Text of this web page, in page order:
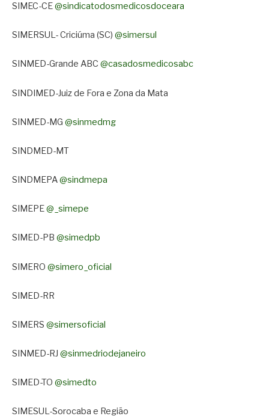
SIMEC-CE@sindicatodosmedicosdoceara
SIMERSUL- Criciúma (SC) @simersul
SINMED-Grande ABC @casadosmedicosabc
SINDIMED-Juiz de Fora e Zona da Mata
SINMED-MG @sinmedmg
SINDMED-MT
SINDMEPA@sindmepa
SIMEPE@_simepe
SIMED-PB @simedpb
SIMERO @simero_oficial
SIMED-RR
SIMERS @simersoficial
SINMED-RJ @sinmedriodejaneiro
SIMED-TO @simedto
SIMESUL-Sorocaba e Região